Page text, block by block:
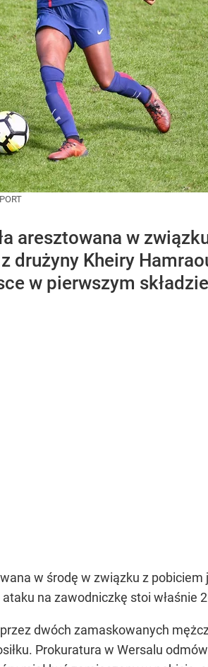
aresztowana w
drużyny Kheiry
w pierwszym
w środę w związku z
na zawodniczkę stoi właśnie
dwóch zamaskowanych
Prokuratura w Wersalu